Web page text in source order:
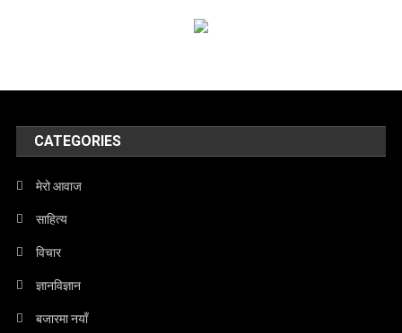
CATEGORIES
मेरो आवाज
साहित्य
विचार
ज्ञानविज्ञान
बजारमा नयाँ